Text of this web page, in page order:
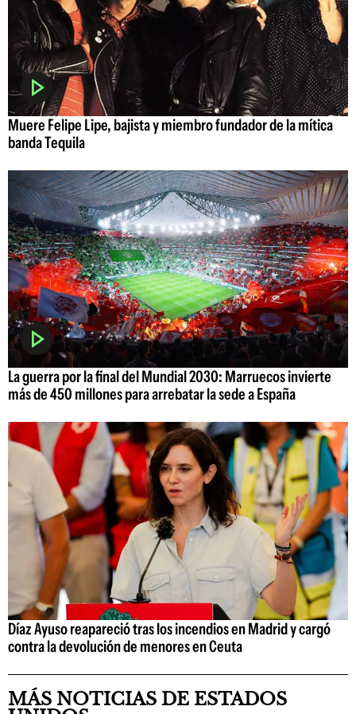
Muere Felipe Lipe, bajista y miembro fundador de la mítica
banda Tequila
La guerra por la final del Mundial 2030: Marruecos invierte
más de 450 millones para arrebatar la sede a España
Díaz Ayuso reapareció tras los incendios en Madrid y cargó
contra la devolución de menores en Ceuta
MÁS NOTICIAS DE ESTADOS